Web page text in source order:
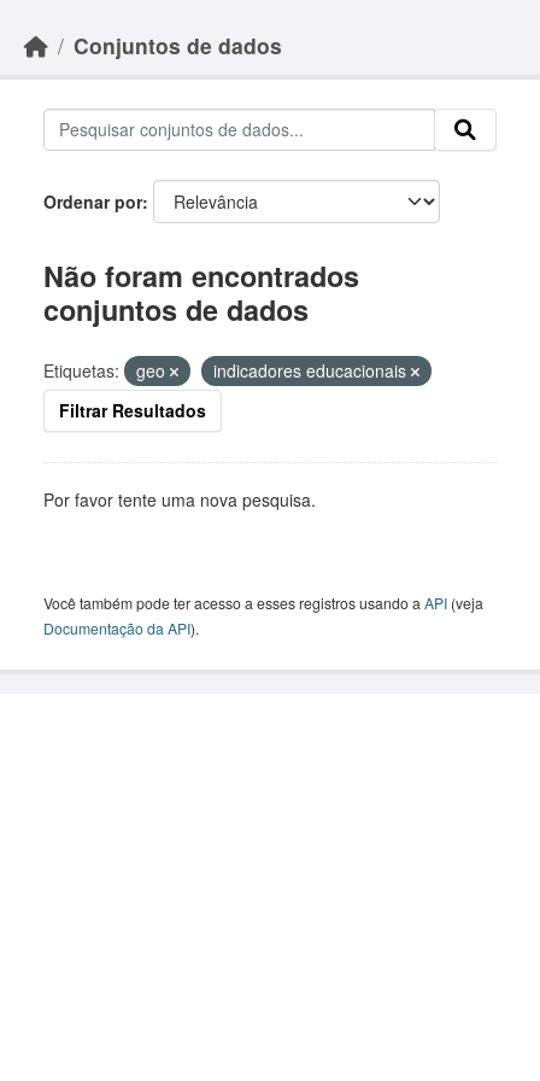
Conjuntos de dados
Ordenar por
Não foram encontrados
conjuntos de dados
Etiquetas: geo
indicadores educacionais
Filtrar Resultados
Por favor tente uma nova pesquisa.
Você também pode ter acesso a esses registros usando a API (veja
Documentação da API).